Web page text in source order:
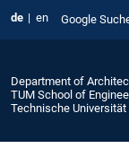
de en Google
Department of
TUM School of
Technische